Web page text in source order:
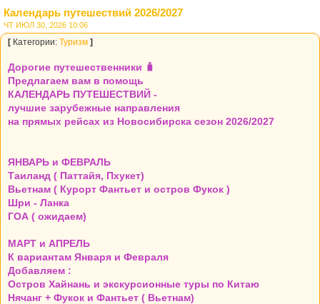
Календарь путешествий 2026/2027
ЧТ ИЮЛ 30, 2026 10:06
[ Категории: Туризм ]
Дорогие путешественники 🧳
Предлагаем вам в помощь
КАЛЕНДАРЬ ПУТЕШЕСТВИЙ -
лучшие зарубежные направления
на прямых рейсах из Новосибирска сезон 2026/2027
ЯНВАРЬ и ФЕВРАЛЬ
Таиланд ( Паттайя, Пхукет)
Вьетнам ( Курорт Фантьет и остров Фукок )
Шри - Ланка
ГОА ( ожидаем)
МАРТ и АПРЕЛЬ
К вариантам Января и Февраля
Добавляем :
Остров Хайнань и экскурсионные туры по Китаю
Нячанг + Фукок и Фантьет ( Вьетнам)